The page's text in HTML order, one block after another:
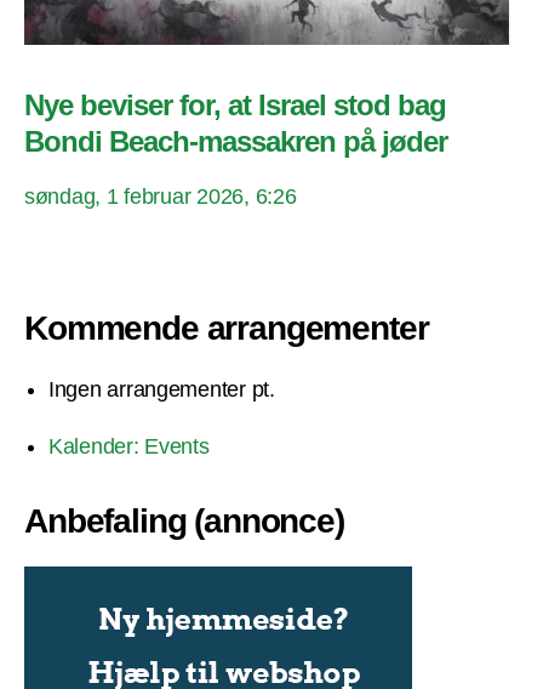
Nye beviser for, at Israel stod bag
Bondi Beach-massakren på jøder
søndag, 1 februar 2026, 6:26
Kommende arrangementer
Ingen arrangementer pt.
Kalender: Events
Anbefaling (annonce)